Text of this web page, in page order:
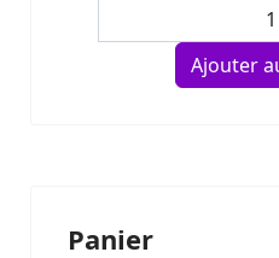
Panier